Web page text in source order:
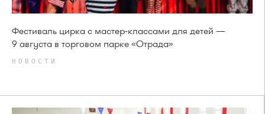
Фестиваль цирка с мастер-классами для детей —
9 августа в торговом парке «Отрада»
НОВОСТИ